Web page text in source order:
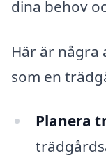
dina behov
Här är några
som en
Planera